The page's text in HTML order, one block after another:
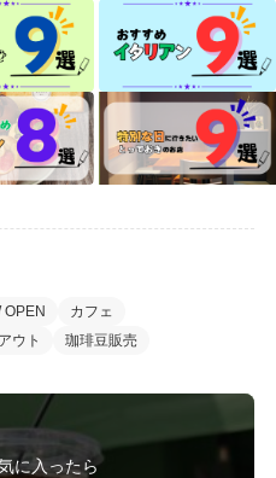
カフェ
ウト 珈琲豆販売
に入ったら